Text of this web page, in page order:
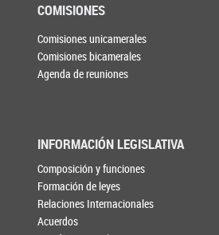
COMISIONES
Comisiones unicamerales
Comisiones bicamerales
Agenda de reuniones
INFORMACIÓN LEGISLATIVA
Composición y funciones
Formación de leyes
Relaciones Internacionales
Acuerdos